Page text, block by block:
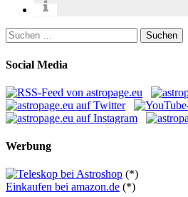
Suchen
nach:
Social Media
Werbung
(*)
Einkaufen bei amazon.de (*)